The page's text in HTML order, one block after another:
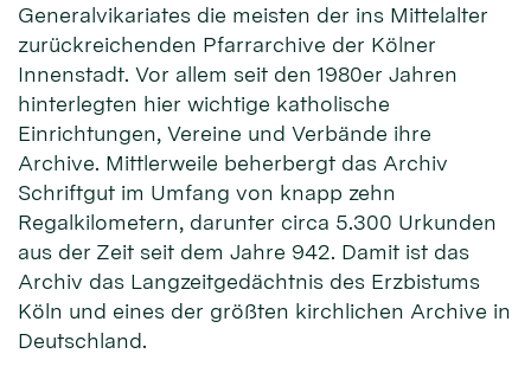
Generalvikariates die meisten der ins Mittelalter
zurückreichenden Pfarrarchive der Kölner
Innenstadt. Vor allem seit den 1980er Jahren
hinterlegten hier wichtige katholische
Einrichtungen, Vereine und Verbände ihre
Archive. Mittlerweile beherbergt das Archiv
Schriftgut im Umfang von knapp zehn
Regalkilometern, darunter circa 5.300 Urkunden
aus der Zeit seit dem Jahre 942. Damit ist das
Archiv das Langzeitgedächtnis des Erzbistums
Köln und eines der größten kirchlichen Archive in
Deutschland.